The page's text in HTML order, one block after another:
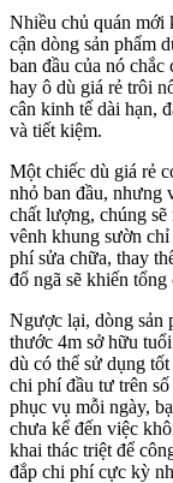
Nhiều chủ quán mới
cận dòng sản phẩm
ban đầu của nó
hay ô dù giá rẻ trôi
cân kinh tế dài hạn,
và tiết kiệm.
Một chiếc dù giá rẻ
nhỏ ban đầu, nhưng
chất lượng, chúng
vênh khung sườn
phí sửa chữa, thay
đổ ngã sẽ khiến
Ngược lại, dòng sản
thước 4m sở hữu
dù có thể sử dụng
chi phí đầu tư trên
phục vụ mỗi ngày,
chưa kể đến việc
khai thác triệt để
đắp chi phí cực kỳ